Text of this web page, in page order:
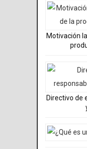
Motivación
Directivo de